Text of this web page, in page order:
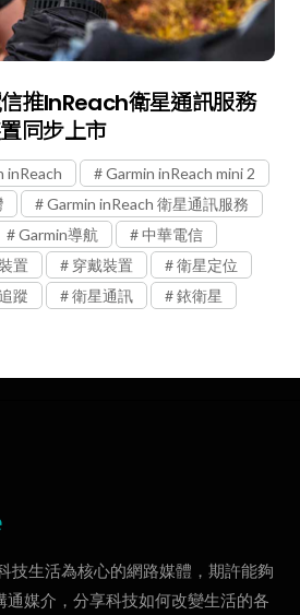
推inReach衛星通訊服務
同步上市
inReach
Garmin inReach mini 2
Garmin inReach 衛星通訊服務
Garmin導航
中華電信
置 穿戴裝置
衛星定位
蹤 衛星通訊 銥衛星
技生活為核心的網路媒體，期許能夠
媒介，分享科技如何改變生活的各